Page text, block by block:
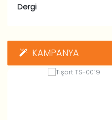
Dergi
KAMPANYA